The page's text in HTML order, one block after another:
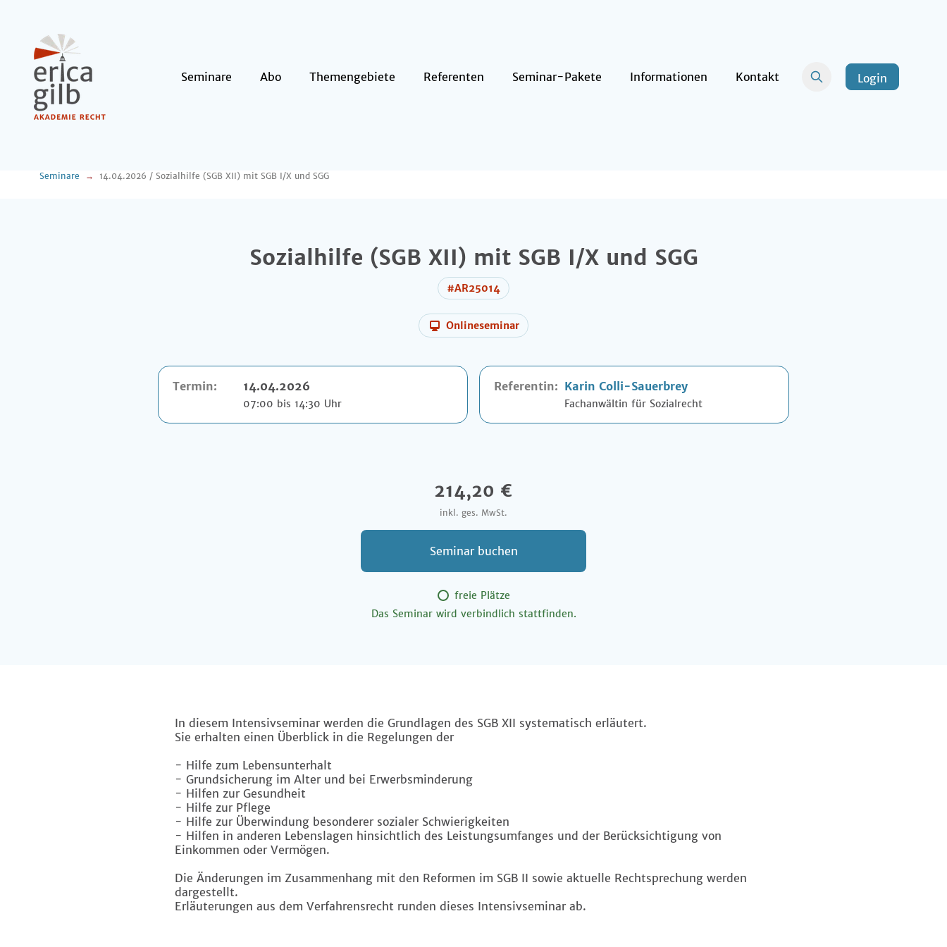
Seminare Abo Themengebiete Referenten Seminar-Pakete Informationen Kontakt Login
Seminare 14.04.2026 / Sozialhilfe (SGB XII) mit SGB I/X und SGG
Sozialhilfe (SGB XII) mit SGB I/X und SGG
#AR25014
Onlineseminar
Termin: 14.04.2026
07:00 bis 14:30 Uhr
Referentin: Karin Colli-Sauerbrey
Fachanwältin für Sozialrecht
214,20 €
inkl. ges. MwSt.
Seminar buchen
freie Plätze
Das Seminar wird verbindlich stattfinden.
In diesem Intensivseminar werden die Grundlagen des SGB XII systematisch erläutert.
Sie erhalten einen Überblick in die Regelungen der
- Hilfe zum Lebensunterhalt
- Grundsicherung im Alter und bei Erwerbsminderung
- Hilfen zur Gesundheit
- Hilfe zur Pflege
- Hilfe zur Überwindung besonderer sozialer Schwierigkeiten
- Hilfen in anderen Lebenslagen hinsichtlich des Leistungsumfanges und der Berücksichtigung von
Einkommen oder Vermögen.
Die Änderungen im Zusammenhang mit den Reformen im SGB II sowie aktuelle Rechtsprechung werden
dargestellt.
Erläuterungen aus dem Verfahrensrecht runden dieses Intensivseminar ab.